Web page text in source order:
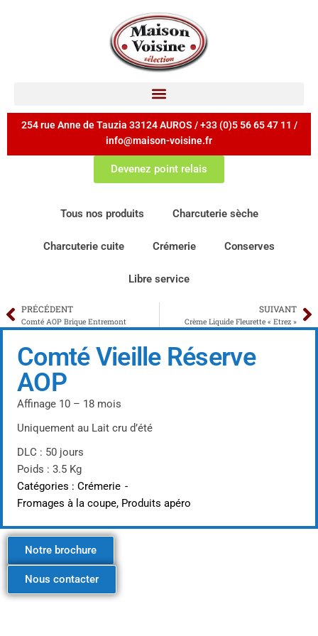
254 rue Anne de Tauzia 33124 AUROS / +33 (0)5 56 65 47 11 /
info@maison-voisine.fr
Devenez point relais
Tous nos produits Charcuterie sèche
Charcuterie cuite Crémerie Conserves
Libre service
PRÉCÉDENT
Comté AOP Brique Entremont
SUIVANT
Crème Liquide Fleurette « Etrez »
Comté Vieille Réserve
AOP
Affinage 10 – 18 mois
Uniquement au Lait cru d’été
DLC : 50 jours
Poids : 3.5 Kg
Catégories : Crémerie -
Fromages à la coupe, Produits apéro
Notre brochure
Nous contacter